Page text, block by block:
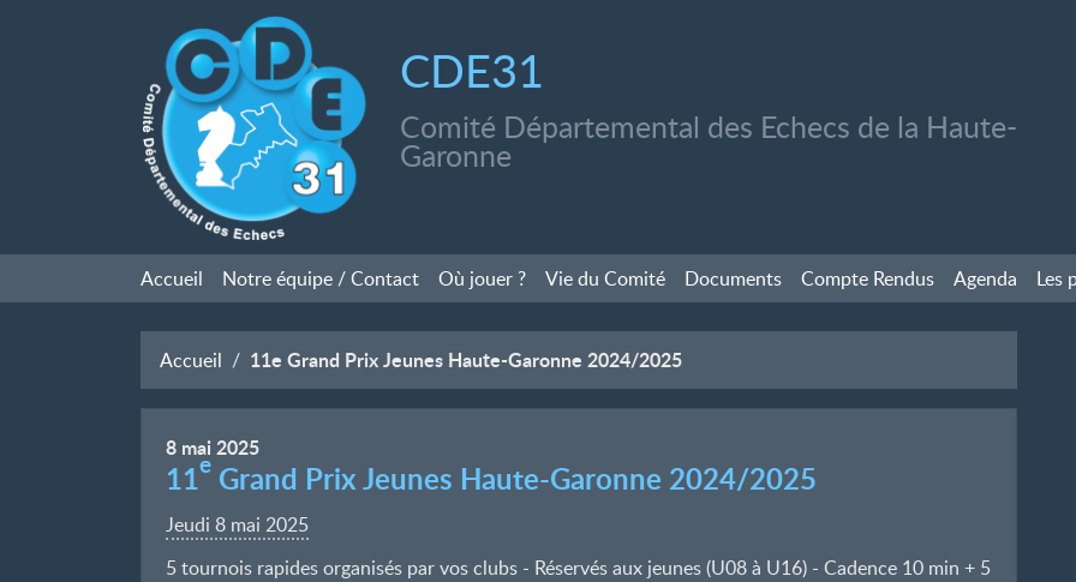
CDE31
Comité Départemental des Echecs de la Haute-
Garonne
Accueil Notre équipe / Contact Où jouer ? Vie du Comité Documents Compte Rendus Agenda Les
Accueil 11e Grand Prix Jeunes Haute-Garonne 2024/2025
8 mai2025
11e Grand Prix Jeunes Haute-Garonne 2024/2025
Jeudi 8 mai 2025
5 tournois rapides organisés par vos clubs - Réservés aux jeunes (U08 à U16) - Cadence 10 min + 5